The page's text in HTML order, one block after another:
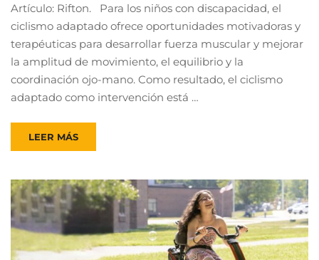
Artículo: Rifton. Para los niños con discapacidad, el
ciclismo adaptado ofrece oportunidades motivadoras y
terapéuticas para desarrollar fuerza muscular y mejorar
la amplitud de movimiento, el equilibrio y la
coordinación ojo-mano. Como resultado, el ciclismo
adaptado como intervención está …
LEER MÁS